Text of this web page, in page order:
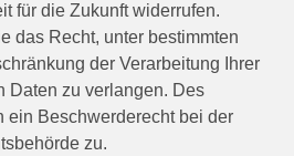
für die Zukunft widerrufen.
das Recht, unter bestimmten
der Verarbeitung Ihrer
Daten zu verlangen. Des
ein Beschwerderecht bei der
zu.